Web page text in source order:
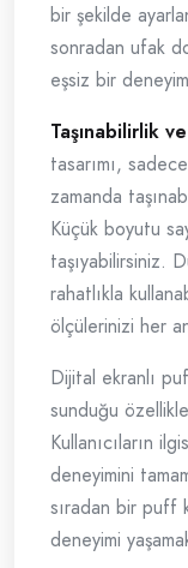
bir şekilde
sonradan ufak
eşsiz bir
Taşınabilirlik
tasarımı,
zamanda
Küçük boyutu
taşıyabilirsiniz.
rahatlıkla
ölçülerinizi her
Dijital ekranlı
sunduğu
Kullanıcıların
deneyimini
sıradan bir puff
deneyimi